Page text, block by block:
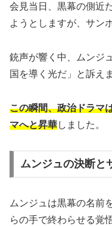
会見当日、黒幕の側近
ようとしますが、サン
銃声が響く中、ムンジ
国を導く光だ」と訴え
この瞬間、政治ドラマ
マへと昇華しました。
ムンジュの決断と
ムンジュは黒幕の名前
らの手で終わらせる覚